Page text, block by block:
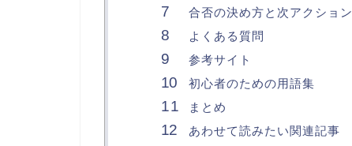
合否の決め方と次アクション
よくある質問
参考サイト
初心者のための用語集
まとめ
あわせて読みたい関連記事